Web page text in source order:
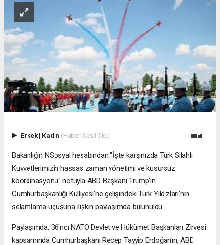
Erkek| Kadın (Haberi Sesli Oku)
Bakanlığın NSosyal hesabından "İşte karşınızda Türk Silahlı
Kuvvetlerimizin hassas zaman yönetimi ve kusursuz
koordinasyonu" notuyla ABD Başkanı Trump'ın
Cumhurbaşkanlığı Külliyesi'ne gelişindeki Türk Yıldızları'nın
selamlama uçuşuna ilişkin paylaşımda bulunuldu.
Paylaşımda, 36'ncı NATO Devlet ve Hükümet Başkanları Zirvesi
kapsamında Cumhurbaşkanı Recep Tayyip Erdoğan'ın, ABD